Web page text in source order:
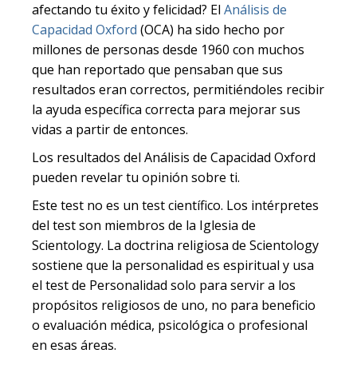
afectando tu éxito y felicidad? El Análisis de
Capacidad Oxford (OCA) ha sido hecho por
millones de personas desde 1960 con muchos
que han reportado que pensaban que sus
resultados eran correctos, permitiéndoles recibir
la ayuda específica correcta para mejorar sus
vidas a partir de entonces.
Los resultados del Análisis de Capacidad Oxford
pueden revelar tu opinión sobre ti.
Este test no es un test científico. Los intérpretes
del test son miembros de la Iglesia de
Scientology. La doctrina religiosa de Scientology
sostiene que la personalidad es espiritual y usa
el test de Personalidad solo para servir a los
propósitos religiosos de uno, no para beneficio
o evaluación médica, psicológica o profesional
en esas áreas.